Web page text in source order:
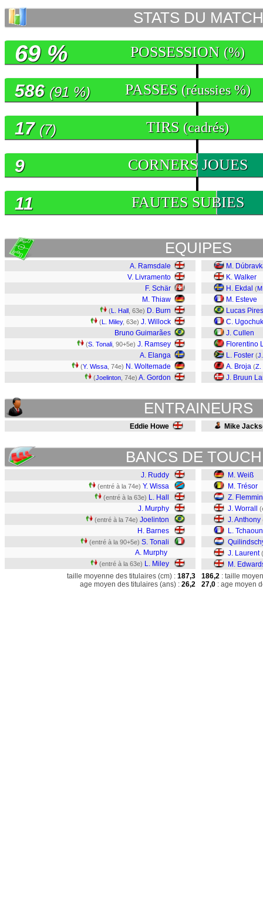
STATS DU MATCH
POSSESSION (%)
69 %
PASSES (réussies %)
586 (91 %)
TIRS (cadrés)
17 (7)
CORNERS JOUES
9
FAUTES SUBIES
11
EQUIPES
A. Ramsdale
V. Livramento
F. Schär
M. Thiaw
(L. Hall , 63e) D. Burn
(L. Miley, 63e) J. Willock
Bruno Guimarães
(S. Tonali , 90+5e) J. Ramsey
A. Elanga
(Y. Wissa , 74e) N. Woltemade
(Joelinton , 74e) A. Gordon
M.
K. Walker
H. Ekdal (
M. Esteve
Lucas Pires
C.
J. Cullen
Florentino
L. Foster (
A. Broja (Z.
J. Bruun
ENTRAINEURS
Eddie Howe Mike
BANCS DE
J. Ruddy
(entré à la 74e) Y. Wissa
(entré à la 63e) L. Hall
J. Murphy
(entré à la 74e) Joelinton
H. Barnes
(entré à la 90+5e) S. Tonali
A. Murphy
(entré à la 63e) L. Miley
M. Weiß
M. Trésor
Z.
J. Worrall
J. Anthony
L.
J. Laurent
M.
taille moyenne des titulaires (cm) : 187,3
age moyen des titulaires (ans) : 26,2
186,2 : taille
27,0 : age moyen